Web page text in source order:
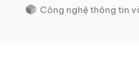
Công nghệ thông tin